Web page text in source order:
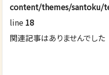
content/themes/santoku/
line 18
関連記事はありませんでした